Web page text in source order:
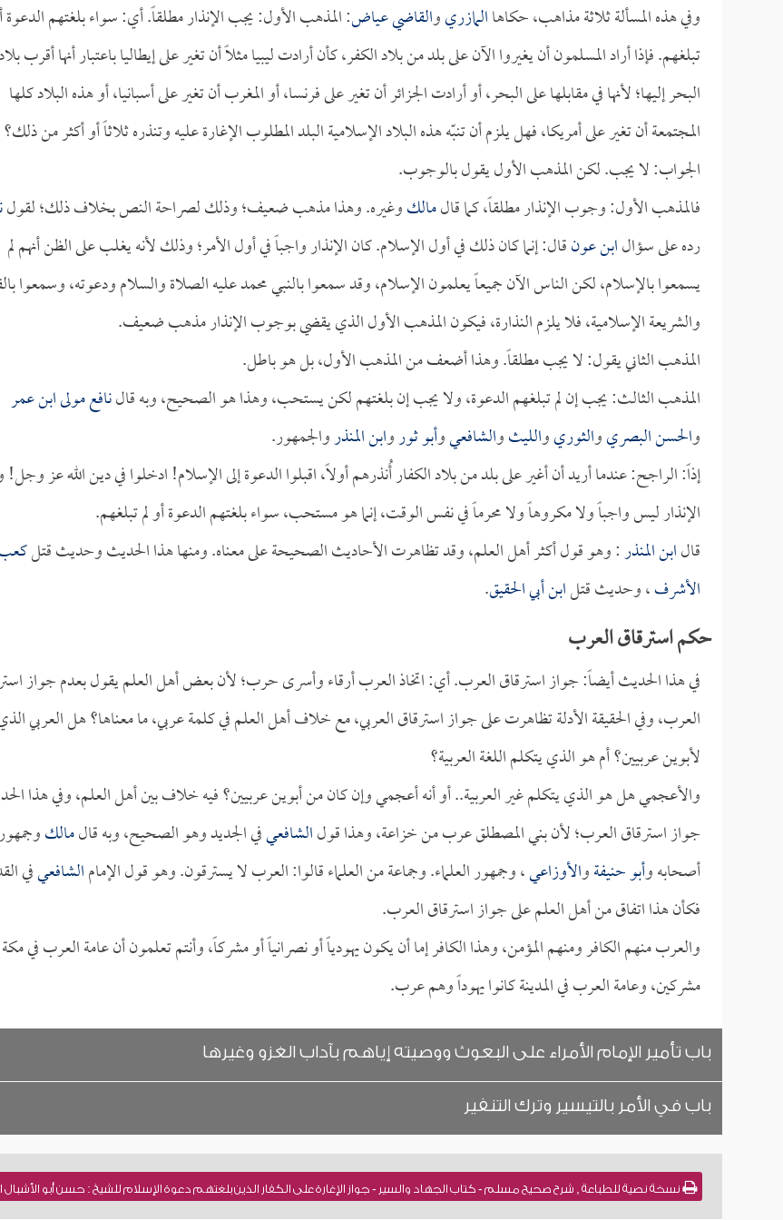
وفي هذه المسألة ثلاثة مذاهب، حكاهاالمازريوالقاضي عياض: المذهب الأول: يجب الإنذار مطلقاً. أي: سواء بلغتهم الدعوة
تبلغهم. فإذا أراد المسلمون أن يغيروا الآن على بلد من بلاد الكفر، كأن أرادت ليبيا مثلاً أن تغير على إيطاليا باعتبار أنها أقرب
البحر إليها؛ لأنها في مقابلها على البحر، أو أرادت الجزائر أن تغير على فرنسا، أو المغرب أن تغير على أسبانيا، أو هذه البلاد كلها
المجتمعة أن تغير على أمريكا، فهل يلزم أن تنبّه هذه البلاد الإسلامية البلد المطلوب الإغارة عليه وتنذره ثلاثاً أو أكثر من ذلك؟
الجواب: لا يجب. لكن المذهب الأول يقول بالوجوب.
فالمذهب الأول: وجوب الإنذار مطلقاً، كما قالمالكوغيره. وهذا مذهب ضعيف؛ وذلك لصراحة النص بخلاف ذلك؛ لقول
رده على سؤالابن عونقال: إنما كان ذلك في أول الإسلام. كان الإنذار واجباً في أول الأمر؛ وذلك لأنه يغلب على الظن أنهم لم
يسمعوا بالإسلام، لكن الناس الآن جميعاً يعلمون الإسلام، وقد سمعوا بالنبي محمد عليه الصلاة والسلام ودعوته، وسمعوا
والشريعة الإسلامية، فلا يلزم النذارة، فيكون المذهب الأول الذي يقضي بوجوب الإنذار مذهب ضعيف.
المذهب الثاني يقول: لا يجب مطلقاً. وهذا أضعف من المذهب الأول، بل هو باطل.
المذهب الثالث: يجب إن لم تبلغهم الدعوة، ولا يجب إن بلغتهم لكن يستحب، وهذا هو الصحيح، وبه قالنافع مولى ابن عمر
والحسن البصريوالثوريوالليثوالشافعيوأبو ثوروابن المنذروالجمهور.
إذاً: الراجح: عندما أريد أن أغير على بلد من بلاد الكفار أُنذرهم أولاً، اقبلوا الدعوة إلى الإسلام! ادخلوا في دين الله عز
الإنذار ليس واجباً ولا مكروهاً ولا محرماً في نفس الوقت، إنما هو مستحب، سواء بلغتهم الدعوة أو لم تبلغهم.
قالابن المنذر: وهو قول أكثر أهل العلم، وقد تظاهرت الأحاديث الصحيحة على معناه. ومنها هذا الحديث وحديث قتل
الأشرف، وحديث قتلابن أبي الحقيق.
حكم استرقاق العرب
في هذا الحديث أيضاً: جواز استرقاق العرب. أي: اتخاذ العرب أرقاء وأسرى حرب؛ لأن بعض أهل العلم يقول بعدم جواز
العرب، وفي الحقيقة الأدلة تظاهرت على جواز استرقاق العربي، مع خلاف أهل العلم في كلمة عربي، ما معناها؟ هل العربي
لأبوين عربيين؟ أم هو الذي يتكلم اللغة العربية؟
والأعجمي هل هو الذي يتكلم غير العربية.. أو أنه أعجمي وإن كان من أبوين عربيين؟ فيه خلاف بين أهل العلم، وفي هذا
جواز استرقاق العرب؛ لأن بني المصطلق عرب من خزاعة، وهذا قولالشافعيفي الجديد وهو الصحيح، وبه قالمالك
أصحابه وأبو حنيفةوالأوزاعي، وجمهور العلماء. وجماعة من العلماء قالوا: العرب لا يسترقون. وهو قول الإمامالشافعيفي
فكأن هذا اتفاق من أهل العلم على جواز استرقاق العرب.
والعرب منهم الكافر ومنهم المؤمن، وهذا الكافر إما أن يكون يهودياً أو نصرانياً أو مشركاً، وأنتم تعلمون أن عامة العرب في مكة
مشركين، وعامة العرب في المدينة كانوا يهوداً وهم عرب.
باب تأمير الإمام الأمراء على البعوث ووصيته إياهم بآداب الغزو وغيرها
باب في الأمر بالتيسير وترك التنفير
نسخة نصية للطباعة , شرح صحيح مسلم - كتاب الجهاد والسير - جواز الإغارة على الكفار الذين بلغتهم دعوة الإسلام للشيخ : حسن أبو الأشبال